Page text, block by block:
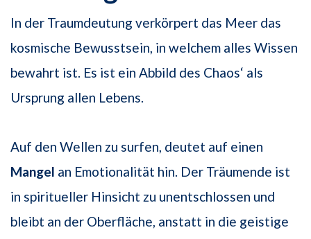
In der Traumdeutung verkörpert das Meer das
kosmische Bewusstsein, in welchem alles Wissen
bewahrt ist. Es ist ein Abbild des Chaos‘ als
Ursprung allen Lebens.
Auf den Wellen zu surfen, deutet auf einen
Mangel an Emotionalität hin. Der Träumende ist
in spiritueller Hinsicht zu unentschlossen und
bleibt an der Oberfläche, anstatt in die geistige